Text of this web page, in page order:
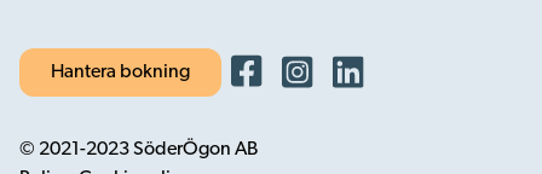
Hantera bokning
© 2021-2023 SöderÖgon AB